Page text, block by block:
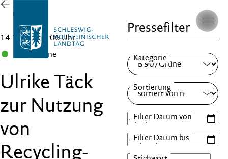
Zur
Übersicht
14.12.22 , 18:06 Uhr
B 90/Grüne
Ulrike Täck
zur Nutzung
von
Recycling-
Pressefilter